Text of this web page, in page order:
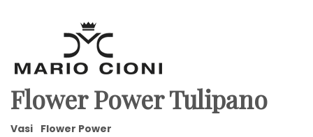
Flower Power Tulipano
Vasi Flower Power